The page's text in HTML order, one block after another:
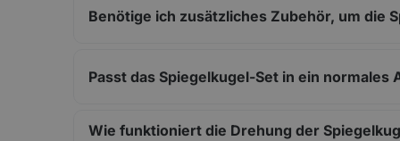
Benötige ich zusätzliches Zubehör, um die
Passt das Spiegelkugel-Set in ein normales
Wie funktioniert die Drehung der